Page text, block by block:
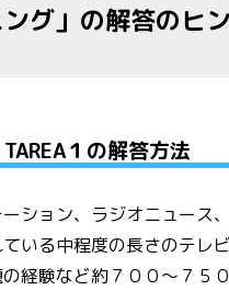
グ」の解答のヒ
１の解答方法
ション、ラジオニュース
いる中程度の長さのテレ
経験など約７００～７５